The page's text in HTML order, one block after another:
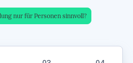
nur für Personen sinnvoll?